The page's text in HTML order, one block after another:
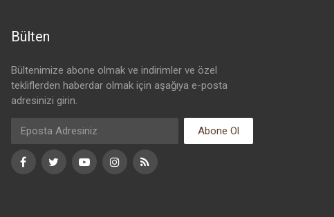
Bülten
Bültenimize abone olmak ve indirimler ve özel
tekliflerden haberdar olmak için aşağıya e-posta
adresinizi girin.
Abone Ol
FacebookTwitterYoutubeInstagram
RSS